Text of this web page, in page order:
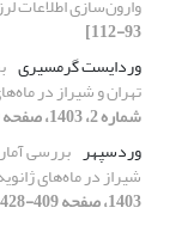
93-112]
وردایست گرمسیری
تهران و شیراز در ماه‌های
شماره 2، 1403، صفحه 409-428]
وردسپهر بررسی
شیراز در ماه‌های ژانویه و
1403، صفحه 409-428]